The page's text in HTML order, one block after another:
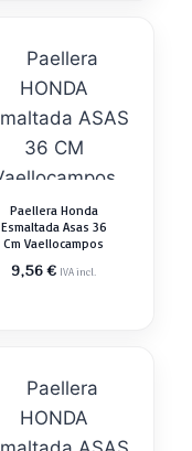
Paellera Honda
Esmaltada Asas 36
Cm Vaellocampos
9,56€ IVA incl.